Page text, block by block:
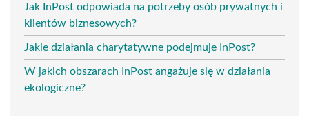
Jak InPost odpowiada na potrzeby osób prywatnych i
klientów biznesowych?
Jakie działania charytatywne podejmuje InPost?
W jakich obszarach InPost angażuje się w działania
ekologiczne?